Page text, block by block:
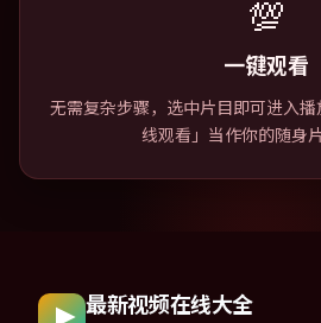
💯
一键观看
无需复杂步骤，选中片目即可进入
线观看」当作你的随身
最新视频在线大全